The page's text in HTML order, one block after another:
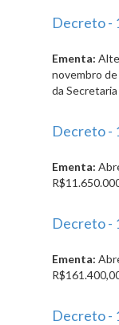
Decreto -
Ementa:
novembro de
da Secretaria
Decreto -
Ementa:
Decreto -
Ementa:
Decreto -